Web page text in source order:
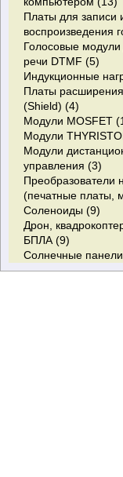
Платы для записи
воспроизведения
Голосовые
речи DTMF (5)
Индукционные
Платы
(Shield) (4)
Модули MOSFET
Модули
Модули
управления (3)
Преобразователи
(печатные платы,
Соленоиды (9)
Дрон,
БПЛА (9)
Солнечные